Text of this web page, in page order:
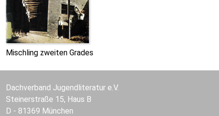
Mischling zweiten Grades
Dachverband Jugendliteratur e.V.
Steinerstraße 15, Haus B
D - 81369 München